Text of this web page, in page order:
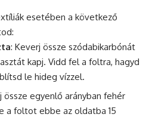
esetében a következő
: Keverj össze szódabikarbónát
kapj. Vidd fel a foltra, hagyd
le hideg vízzel.
össze egyenlő arányban fehér
a foltot ebbe az oldatba 15